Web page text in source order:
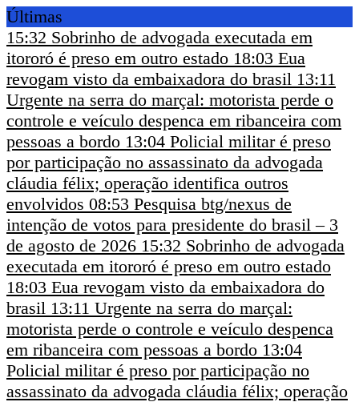
Últimas
15:32 Sobrinho de advogada executada em
itororó é preso em outro estado 18:03 Eua
revogam visto da embaixadora do brasil 13:11
Urgente na serra do marçal: motorista perde o
controle e veículo despenca em ribanceira com
pessoas a bordo 13:04 Policial militar é preso
por participação no assassinato da advogada
cláudia félix; operação identifica outros
envolvidos 08:53 Pesquisa btg/nexus de
intenção de votos para presidente do brasil – 3
de agosto de 2026 15:32 Sobrinho de advogada
executada em itororó é preso em outro estado
18:03 Eua revogam visto da embaixadora do
brasil 13:11 Urgente na serra do marçal:
motorista perde o controle e veículo despenca
em ribanceira com pessoas a bordo 13:04
Policial militar é preso por participação no
assassinato da advogada cláudia félix; operação